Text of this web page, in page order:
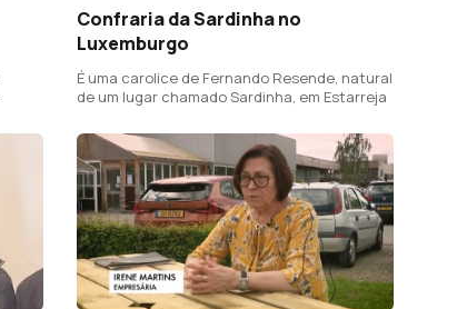
Confraria da Sardinha no
Luxemburgo
É uma carolice de Fernando Resende, natural
de um lugar chamado Sardinha, em Estarreja